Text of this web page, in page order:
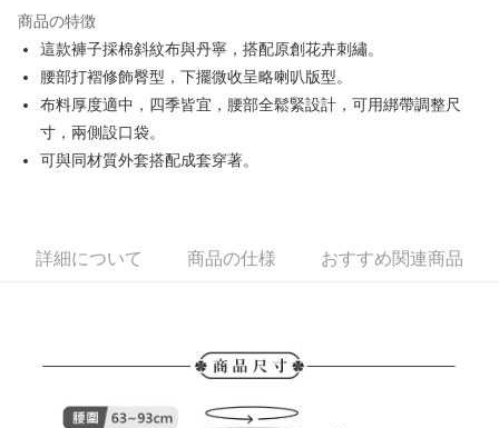
Easy Wallet
AFTEE代金後払い
説明
一、 AFTEE代金後払いについて
1.お支払い方法でAFTEE代金後払いを選択すると、携帯電話認証ウィンド
ウが表示されます。
の場合は、AFTEE アプリプッシュ通知が届きます。
代金納付期限は最短で 14 日以内ですので、ご注意ください。AFTEE アプ
リをダウンロードして AFTEE 会員になるとお支払い期限を最長 45 日以内
まで延長できます。
ATM払い
送料無料
萊爾富取貨付款
商品の特徴
這款褲子採棉斜紋布與丹寧，搭配原創花卉刺繡。
腰部打褶修飾臀型，下擺微收呈略喇叭版型。
布料厚度適中，四季皆宜，腰部全鬆緊設計，可用綁帶調整尺
寸，兩側設口袋。
可與同材質外套搭配成套穿著。
詳細について 商品の仕様 おすすめ関連商品